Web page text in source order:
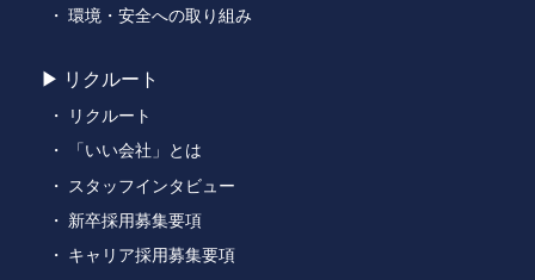
環境・安全への取り組み
リクルート
リクルート
「いい会社」とは
スタッフインタビュー
新卒採用募集要項
キャリア採用募集要項